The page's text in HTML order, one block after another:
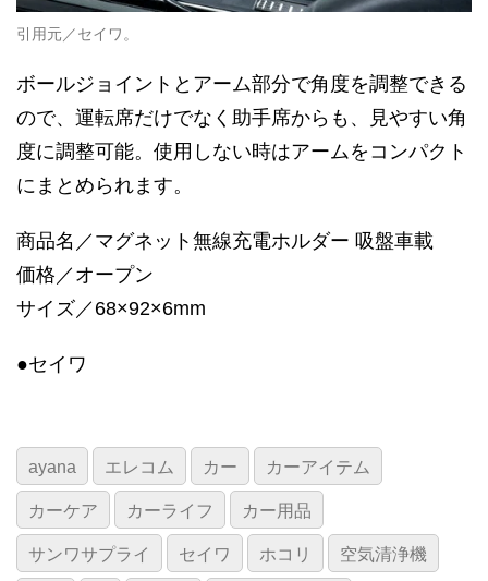
引用元／セイワ。
ボールジョイントとアーム部分で角度を調整できる
ので、運転席だけでなく助手席からも、見やすい角
度に調整可能。使用しない時はアームをコンパクト
にまとめられます。
商品名／マグネット無線充電ホルダー 吸盤車載
価格／オープン
サイズ／68×92×6mm
●セイワ
ayana エレコム カー カーアイテム
カーケア カーライフ カー用品
サンワサプライ セイワ ホコリ 空気清浄機